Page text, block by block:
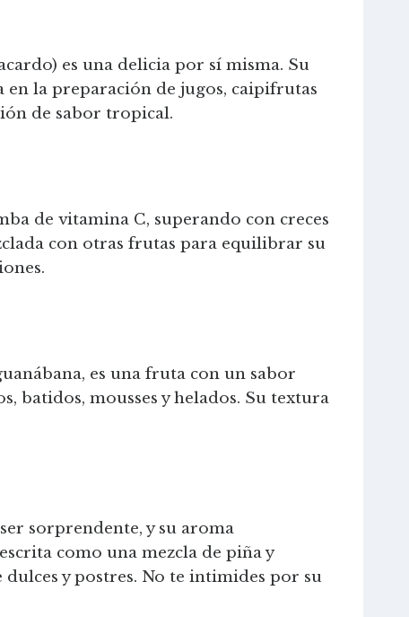
es una delicia por sí misma. Su
en la preparación de jugos, caipifrutas
de sabor tropical.
de vitamina C, superando con creces
con otras frutas para equilibrar su
es una fruta con un sabor
batidos, mousses y helados. Su textura
sorprendente, y su aroma
como una mezcla de piña y
y postres. No te intimides por su